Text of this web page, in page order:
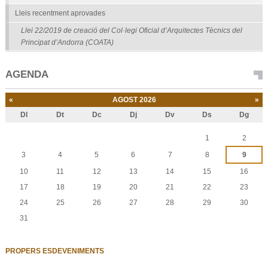
Lleis recentment aprovades
Llei 22/2019 de creació del Col·legi Oficial d’Arquitectes Tècnics del
Principat d’Andorra (COATA)
AGENDA
« AGOST 2026 »
Dl Dt Dc Dj Dv Ds Dg
1
2
3
4 5 6 7 8
9
10
11 12 13 14 15
16
17
18 19 20 21 22
23
24
25 26 27 28 29
30
31
PROPERS ESDEVENIMENTS